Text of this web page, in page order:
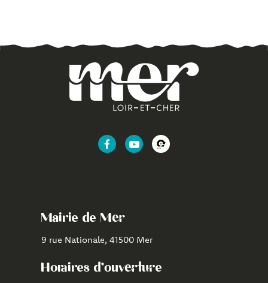
Lien
Lien
Lien
Mairie de Mer
9 rue Nationale, 41500 Mer
Horaires d'ouverture